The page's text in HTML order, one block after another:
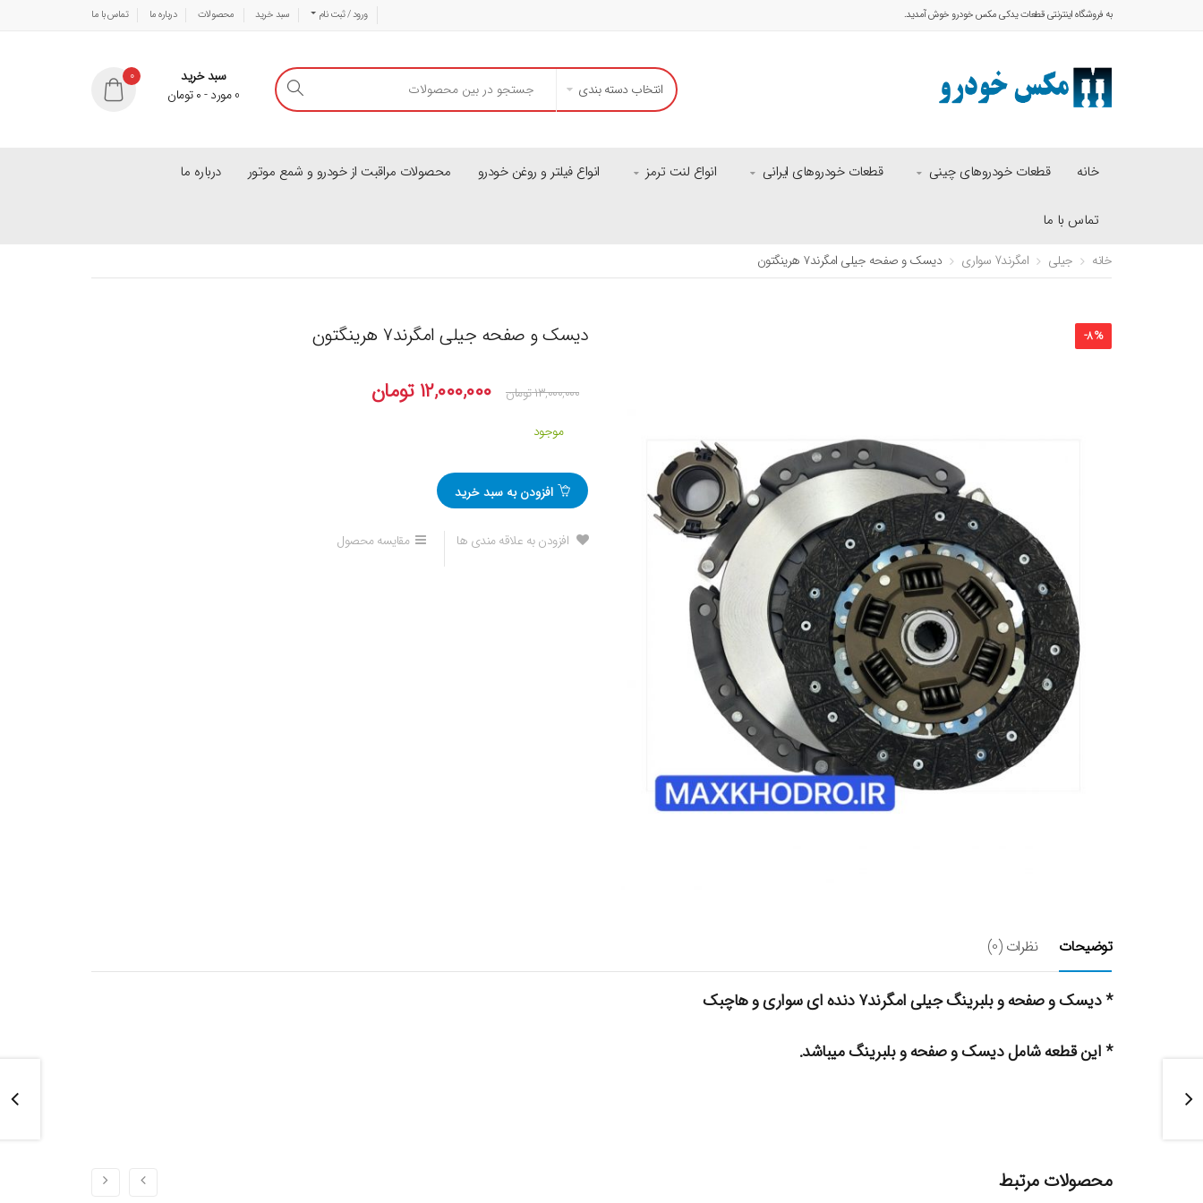
به فروشگاه اینترنتی قطعات یدکی مکس خودرو خوش آمدید. ورود / ثبت نام سبد خرید محصولات درباره ما تماس با ما
انتخاب دسته بندی
0
سبد خرید
0مورد-۰ تومان
خانه قطعات خودروهای چینی قطعات خودروهای ایرانی انواع لنت ترمز انواع فیلتر و روغن خودرو محصولات مراقبت از خودرو و شمع موتور درباره ما
تماس با ما
خانه جیلی امگرند7 سواری دیسک و صفحه جیلی امگرند۷ هرینگتون
-8% دیسک و صفحه جیلی امگرند۷ هرینگتون
۱۳,۰۰۰,۰۰۰تومان ۱۲,۰۰۰,۰۰۰ تومان
موجود
افزودن به سبد خرید
افزودن به علاقه مندی ها مقایسه محصول
توضیحات نظرات (0)
* دیسک و صفحه و بلبرینگ جیلی امگرند۷ دنده ای سواری و هاچبک
* این قطعه شامل دیسک و صفحه و بلبرینگ میباشد.
محصولات مرتبط